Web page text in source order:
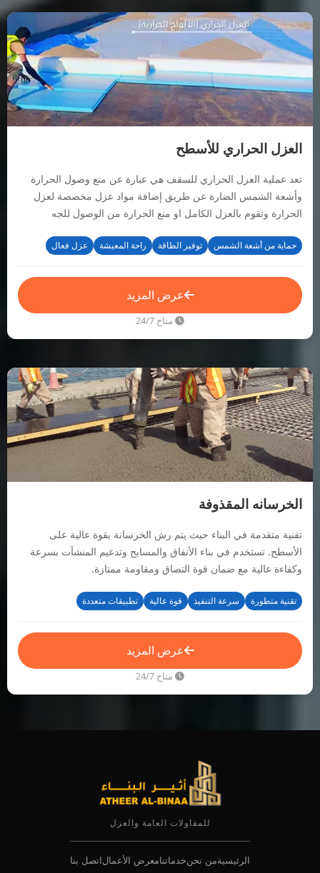
العزل الحراري للأسطح
تعد عملية العزل الحراري للسقف هي عبارة عن منع وصول الحرارة
وأشعة الشمس الضارة عن طريق إضافة مواد عزل مخصصة لعزل
الحرارة وتقوم بالعزل الكامل او منع الحرارة من الوصول للجه
حماية من أشعة الشمس توفير الطاقة راحة المعيشة عزل فعال
عرض المزيد
متاح 24/7
الخرسانه المقذوفة
تقنية متقدمة في البناء حيث يتم رش الخرسانة بقوة عالية على
الأسطح. تستخدم في بناء الأنفاق والمسابح وتدعيم المنشآت بسرعة
وكفاءة عالية مع ضمان قوة التصاق ومقاومة ممتازة.
تقنية متطورة سرعة التنفيذ قوة عالية تطبيقات متعددة
عرض المزيد
متاح 24/7
للمقاولات العامة والعزل
الرئيسيةمن نحنخدماتنامعرض الأعمالاتصل بنا